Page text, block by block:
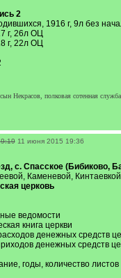
2
1916 г, 9л без
г, 26л ОЦ
г, 22л ОЦ
Некрасов, полковая сотенная
11 июня 2015 19:36
с. Спасское (Бибиково,
Каменевой,
церковь
ведомости
книга церкви
денежных средств
денежных средств
годы, количество листов